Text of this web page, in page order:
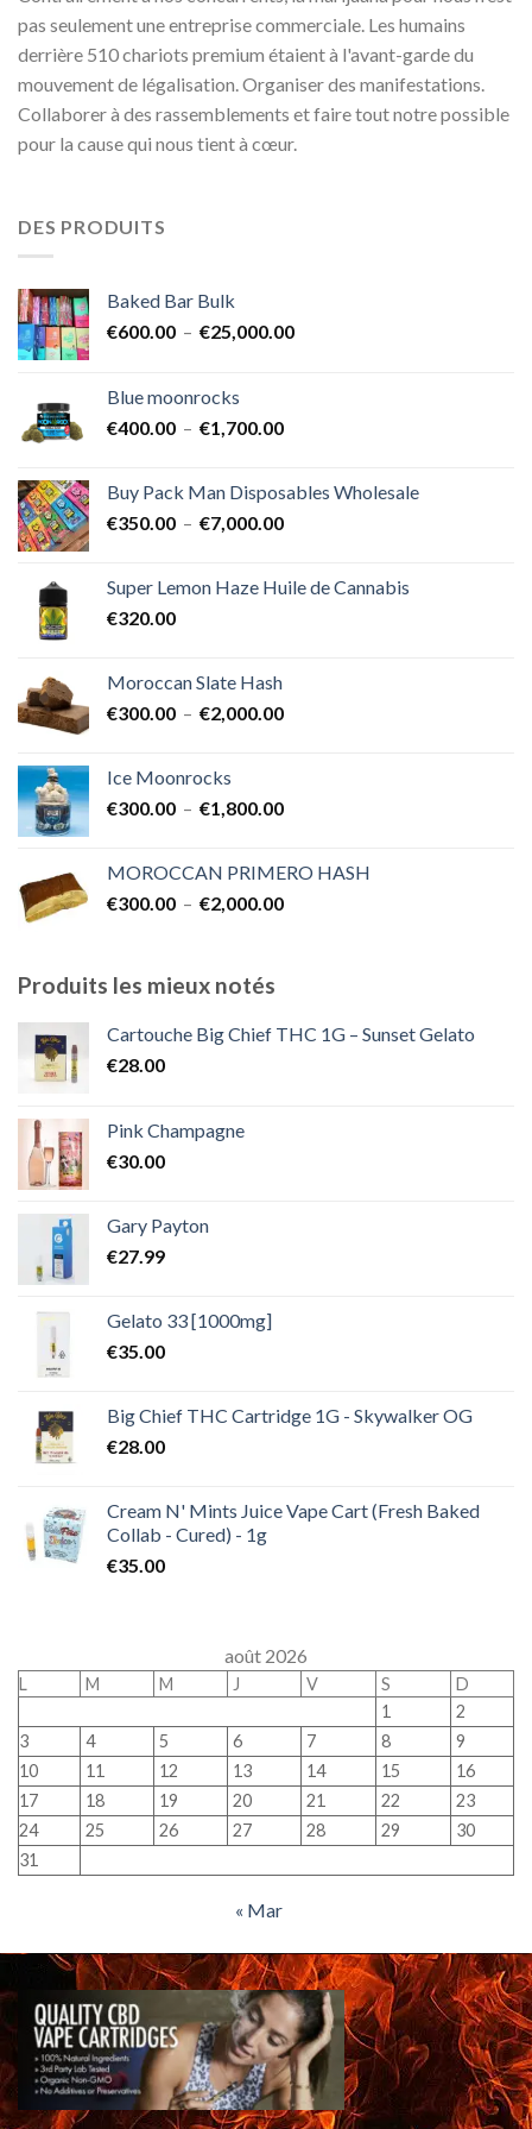
pas seulement une entreprise commerciale. Les humains
derrière 510 chariots premium étaient à l'avant-garde du
mouvement de légalisation. Organiser des manifestations.
Collaborer à des rassemblements et faire tout notre possible
pour la cause qui nous tient à cœur.
DES PRODUITS
Baked Bar Bulk
€600.00 – €25,000.00Plage
Blue moonrocks
€400.00 – €1,700.00Plage
€400.00
à
Buy Pack Man Disposables Wholesale
€350.00 – €7,000.00Plage
€350.00
Super Lemon Haze Huile de Cannabis
€320.00
Moroccan Slate Hash
€300.00 – €2,000.00Plage
à
Ice Moonrocks
€300.00 – €1,800.00Plage
€300.00
à
MOROCCAN PRIMERO HASH
€300.00 – €2,000.00Plage
€2,000.00
Produits les mieux notés
Cartouche Big Chief THC 1G – Sunset Gelato
€28.00
Pink Champagne
€30.00
Gary Payton
€27.99
Gelato 33 [1000mg]
€35.00
Big Chief THC Cartridge 1G - Skywalker OG
€28.00
Cream N' Mints Juice Vape Cart (Fresh Baked
Collab - Cured) - 1g
€35.00
août 2026
L M M J V S
D
1
2
3
4 5 6 7 8
9
10
11 12 13 14 15
16
17
18 19 20 21 22
23
24
25 26 27 28 29
30
31
« Mar